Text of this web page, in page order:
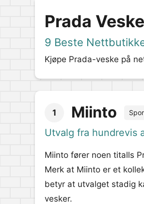
Prada
9 Beste
Kjøpe Prada-veske på
1 Miinto
Utvalg fra hundrevis
Miinto fører noen titalls
Merk at Miinto er et
betyr at utvalget stadig
vesker.